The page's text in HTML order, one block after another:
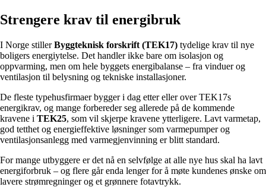
Strengere krav til energibruk
I Norge stillerByggteknisk forskrift (TEK17) tydelige krav til nye
boligers energiytelse. Det handler ikke bare om isolasjon og
oppvarming, men om hele byggets energibalanse – fra vinduer og
ventilasjon til belysning og tekniske installasjoner.
De fleste typehusfirmaer bygger i dag etter eller over TEK17s
energikrav, og mange forbereder seg allerede på de kommende
kravene i TEK25, som vil skjerpe kravene ytterligere. Lavt varmetap,
god tetthet og energieffektive løsninger som varmepumper og
ventilasjonsanlegg med varmegjenvinning er blitt standard.
For mange utbyggere er det nå en selvfølge at alle nye hus skal ha lavt
energiforbruk – og flere går enda lenger for å møte kundenes ønske om
lavere strømregninger og et grønnere fotavtrykk.